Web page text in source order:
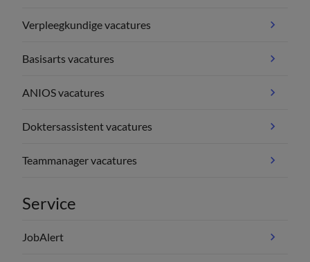
Verpleegkundige vacatures
Basisarts vacatures
ANIOS vacatures
Doktersassistent vacatures
Teammanager vacatures
Service
JobAlert